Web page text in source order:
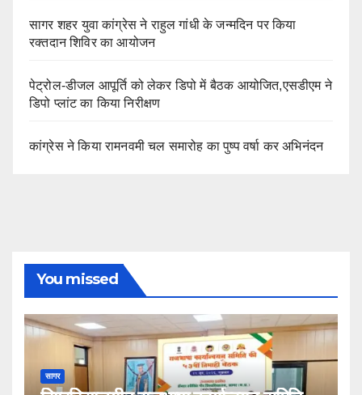
सागर शहर युवा कांग्रेस ने राहुल गांधी के जन्मदिन पर किया
रक्तदान शिविर का आयोजन
पेट्रोल-डीजल आपूर्ति को लेकर डिपो में बैठक आयोजित,एसडीएम ने
डिपो प्लांट का किया निरीक्षण
कांग्रेस ने किया रामनवमी चल समारोह का पुष्प वर्षा कर अभिनंदन
You missed
सागर